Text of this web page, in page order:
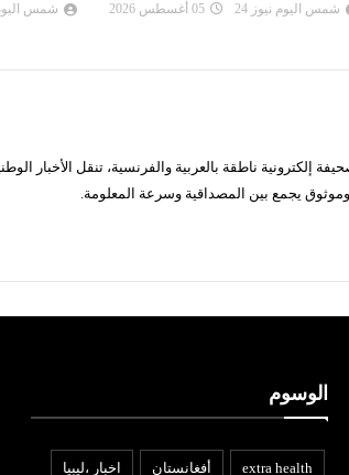
شمس اليوم نيوز 24 05 أغسطس 2026 شمس اليوم
ناطقة بالعربية والفرنسية، تنقل الأخبار
يجمع بين المصداقية وسرعة المعلومة.
الوسوم
extra health أفغانستان اخبار ،ليبيا